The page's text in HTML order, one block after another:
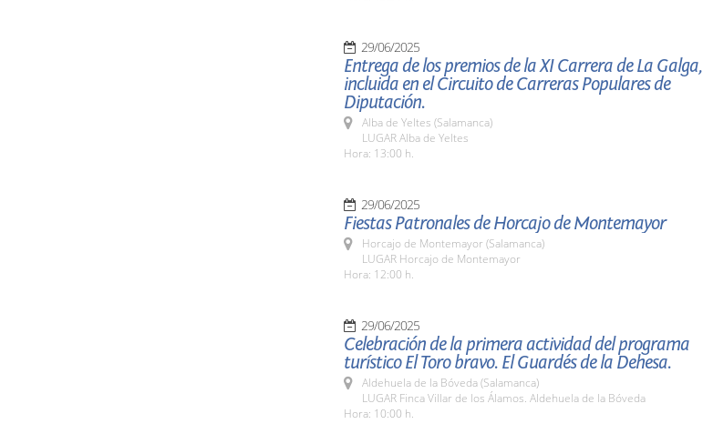
29/06/2025
Entrega de los premios de la XI Carrera de La Galga,
incluida en el Circuito de Carreras Populares de
Diputación.
Alba de Yeltes (Salamanca)
LUGAR Alba de Yeltes
Hora: 13:00 h.
29/06/2025
Fiestas Patronales de Horcajo de Montemayor
Horcajo de Montemayor (Salamanca)
LUGAR Horcajo de Montemayor
Hora: 12:00 h.
29/06/2025
Celebración de la primera actividad del programa
turístico El Toro bravo. El Guardés de la Dehesa.
Aldehuela de la Bóveda (Salamanca)
LUGAR Finca Villar de los Álamos. Aldehuela de la Bóveda
Hora: 10:00 h.